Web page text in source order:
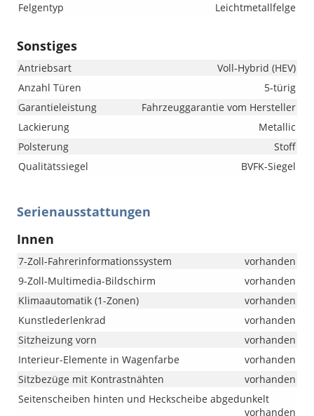
Felgentyp
Leichtmetallfelge
Sonstiges
Antriebsart
Voll-Hybrid (HEV)
Anzahl Türen
5-türig
Garantieleistung
Fahrzeuggarantie vom Hersteller
Lackierung
Metallic
Polsterung
Stoff
Qualitätssiegel
BVFK-Siegel
Serienausstattungen
Innen
7-Zoll-Fahrerinformationssystem
vorhanden
9-Zoll-Multimedia-Bildschirm
vorhanden
Klimaautomatik (1-Zonen)
vorhanden
Kunstlederlenkrad
vorhanden
Sitzheizung vorn
vorhanden
Interieur-Elemente in Wagenfarbe
vorhanden
Sitzbezüge mit Kontrastnähten
vorhanden
Seitenscheiben hinten und Heckscheibe abgedunkelt
vorhanden